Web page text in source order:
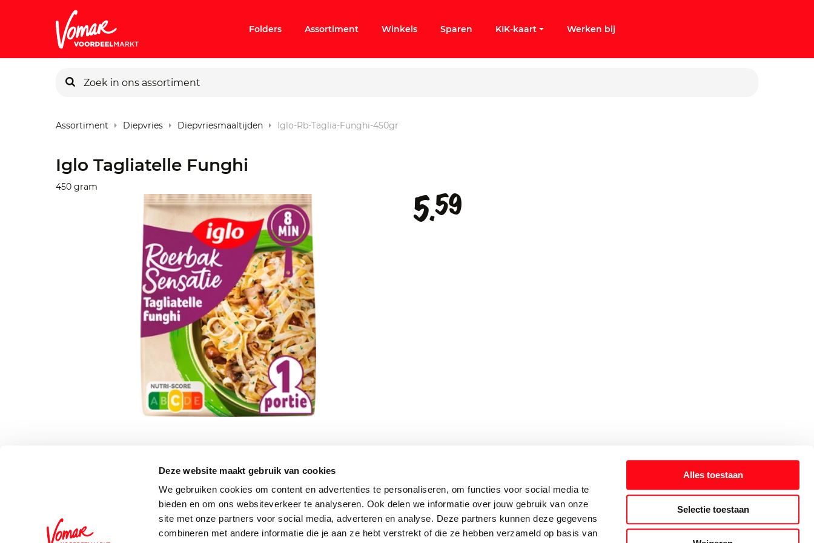
Deze website maakt gebruik van cookies
We gebruiken cookies om content en advertenties te personaliseren, om functies voor social media te
bieden en om ons websiteverkeer te analyseren. Ook delen we informatie over jouw gebruik van onze
site met onze partners voor social media, adverteren en analyse. Deze partners kunnen deze gegevens
combineren met andere informatie die je aan ze hebt verstrekt of die ze hebben verzameld op basis van
Alles toestaan
Selectie toestaan
Pincode vergeten
Folders Assortiment Winkels Sparen KIK-kaart Werken bij
Assortiment Diepvries Diepvriesmaaltijden Iglo-Rb-Taglia-Funghi-450gr
Iglo Tagliatelle Funghi
450 gram
5.59
Schrijf je in voor de Vomar nieuwsbrief